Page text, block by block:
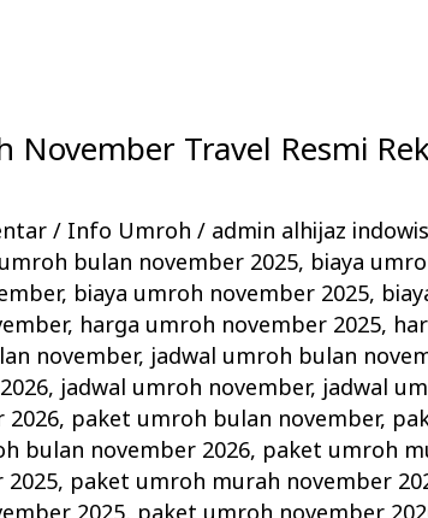
November Travel Resmi
/ Info Umroh / admin alhijaz
bulan november 2025, biaya
, biaya umroh november 2025,
, harga umroh november 2025,
november, jadwal umroh bulan
, jadwal umroh november, jadwal
2026, paket umroh bulan november,
bulan november 2026, paket umroh
2025, paket umroh murah november